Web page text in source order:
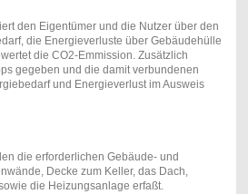
den Eigentümer und die Nutzer über den
die Energieverluste über Gebäudehülle
die CO2-Emmission. Zusätzlich
gegeben und die damit verbundenen
und Energieverlust im Ausweis
die erforderlichen Gebäude- und
Decke zum Keller, das Dach,
die Heizungsanlage erfaßt.